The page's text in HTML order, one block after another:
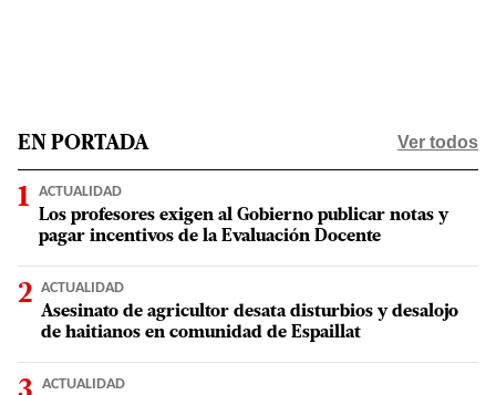
EN PORTADA Ver todos
ACTUALIDAD
Los profesores exigen al Gobierno publicar notas y
pagar incentivos de la Evaluación Docente
ACTUALIDAD
Asesinato de agricultor desata disturbios y desalojo
de haitianos en comunidad de Espaillat
ACTUALIDAD